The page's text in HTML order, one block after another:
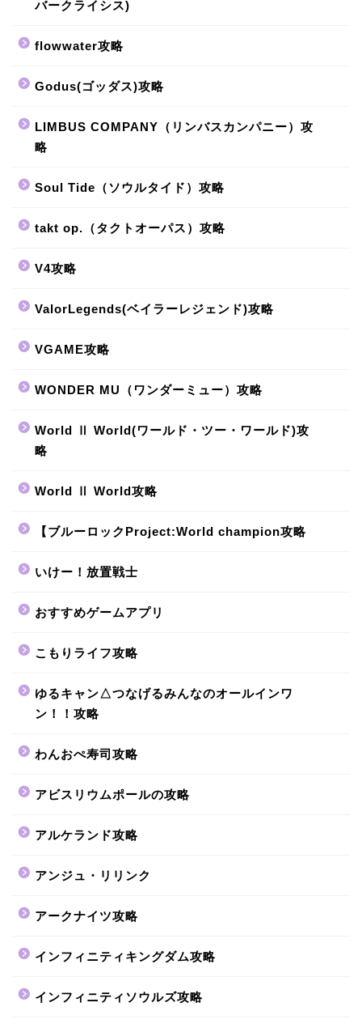
バークライシス)
flowwater攻略
Godus(ゴッダス)攻略
LIMBUS COMPANY（リンバスカンパニー）攻
略
Soul Tide（ソウルタイド）攻略
takt op.（タクトオーパス）攻略
V4攻略
ValorLegends(ベイラーレジェンド)攻略
VGAME攻略
WONDER MU（ワンダーミュー）攻略
World Ⅱ World(ワールド・ツー・ワールド)攻
略
World Ⅱ World攻略
【ブルーロックProject:World champion攻略
いけー！放置戦士
おすすめゲームアプリ
こもりライフ攻略
ゆるキャン△つなげるみんなのオールインワ
ン！！攻略
わんおぺ寿司攻略
アビスリウムポールの攻略
アルケランド攻略
アンジュ・リリンク
アークナイツ攻略
インフィニティキングダム攻略
インフィニティソウルズ攻略